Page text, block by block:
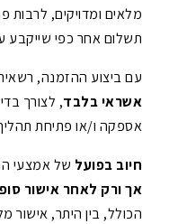
מלאים ומדויקים, לרבות
תשלום אחר כפי שייקבע
עם ביצוע ההזמנה,
אשראי בלבד, לצורך
אספקה ו/או פתיחת תהליך
חיוב בפועל של אמצעי
אך ורק לאחר אישור
הכולל, בין היתר, אישור